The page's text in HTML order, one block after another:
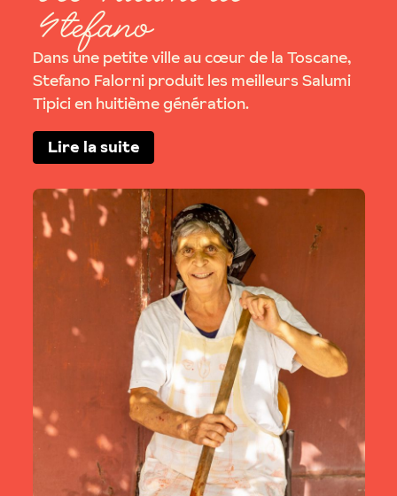
Stefano
Dans une petite ville au cœur de la Toscane,
Stefano Falorni produit les meilleurs Salumi
Tipici en huitième génération.
Lire la suite